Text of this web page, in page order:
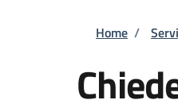
Home /